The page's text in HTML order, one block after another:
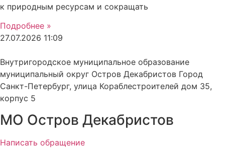
к природным ресурсам и сокращать
Подробнее »
27.07.2026 11:09
Внутригородское муниципальное образование
муниципальный округ Остров Декабристов Город
Санкт-Петербург, улица Кораблестроителей дом 35,
корпус 5
МО Остров Декабристов
Написать обращение